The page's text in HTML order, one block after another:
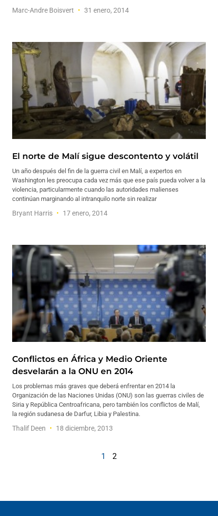
Marc-Andre Boisvert 31 enero, 2014
El norte de Malí sigue descontento y volátil
Un año después del fin de la guerra civil en Malí, a expertos en
Washington les preocupa cada vez más que ese país pueda volver a la
violencia, particularmente cuando las autoridades malienses
continúan marginando al intranquilo norte sin realizar
Bryant Harris 17 enero, 2014
Conflictos en África y Medio Oriente
desvelarán a la ONU en 2014
Los problemas más graves que deberá enfrentar en 2014 la
Organización de las Naciones Unidas (ONU) son las guerras civiles de
Siria y República Centroafricana, pero también los conflictos de Malí,
la región sudanesa de Darfur, Libia y Palestina.
Thalif Deen 18 diciembre, 2013
1 2